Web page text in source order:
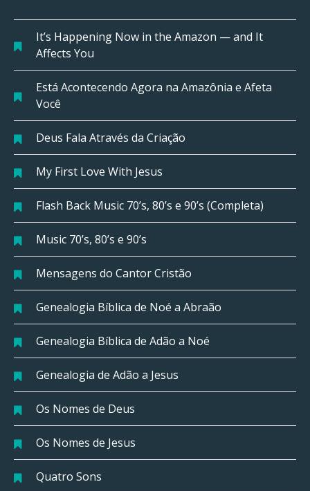
It’s Happening Now in the Amazon — and It
Affects You
Está Acontecendo Agora na Amazônia e Afeta
Você
Deus Fala Através da Criação
My First Love With Jesus
Flash Back Music 70’s, 80’s e 90’s (Completa)
Music 70’s, 80’s e 90’s
Mensagens do Cantor Cristão
Genealogia Bíblica de Noé a Abraão
Genealogia Bíblica de Adão a Noé
Genealogia de Adão a Jesus
Os Nomes de Deus
Os Nomes de Jesus
Quatro Sons